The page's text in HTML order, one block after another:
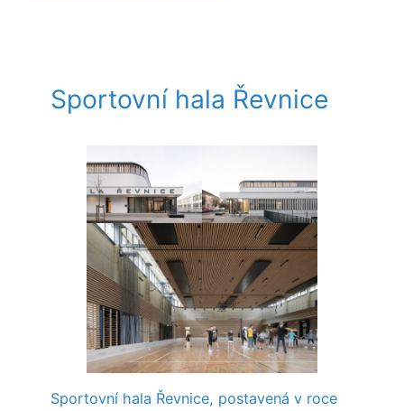
Sportovní hala Řevnice
Sportovní hala Řevnice, postavená v roce